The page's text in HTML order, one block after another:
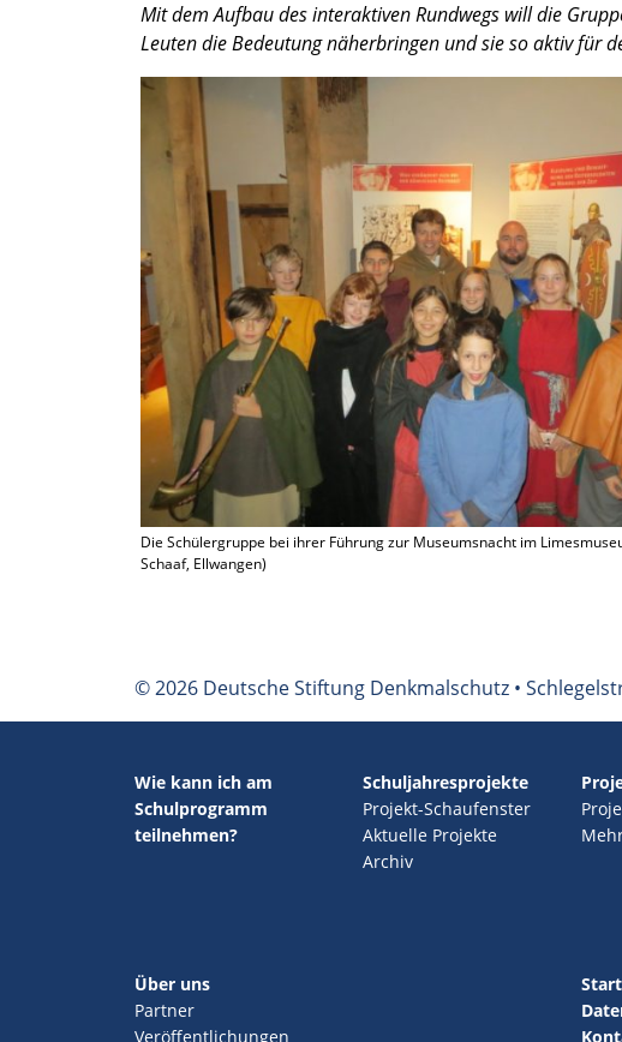
Mit dem Aufbau des inter­ak­ti­ven Rundwegs will die
Leuten die Bedeu­tung näher­brin­gen und sie so aktiv für
Die Schüler­gruppe bei ihrer Führung zur Museums­nacht im
Schaaf, Ellwan­gen)
© 2026 Deutsche Stiftung Denkmalschutz •
Wie kann ich am
Schulprogramm
teilnehmen?
Schuljahresprojekte
Projekt-Schaufenster
Aktuelle Projekte
Archiv
Über uns
Partner
Veröffentlichungen
Start